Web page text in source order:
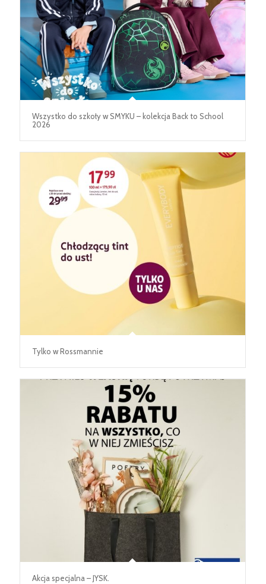
Wszystko do szkoły w SMYKU – kolekcja Back to School
2026
Tylko w Rossmannie
Akcja specjalna – JYSK.